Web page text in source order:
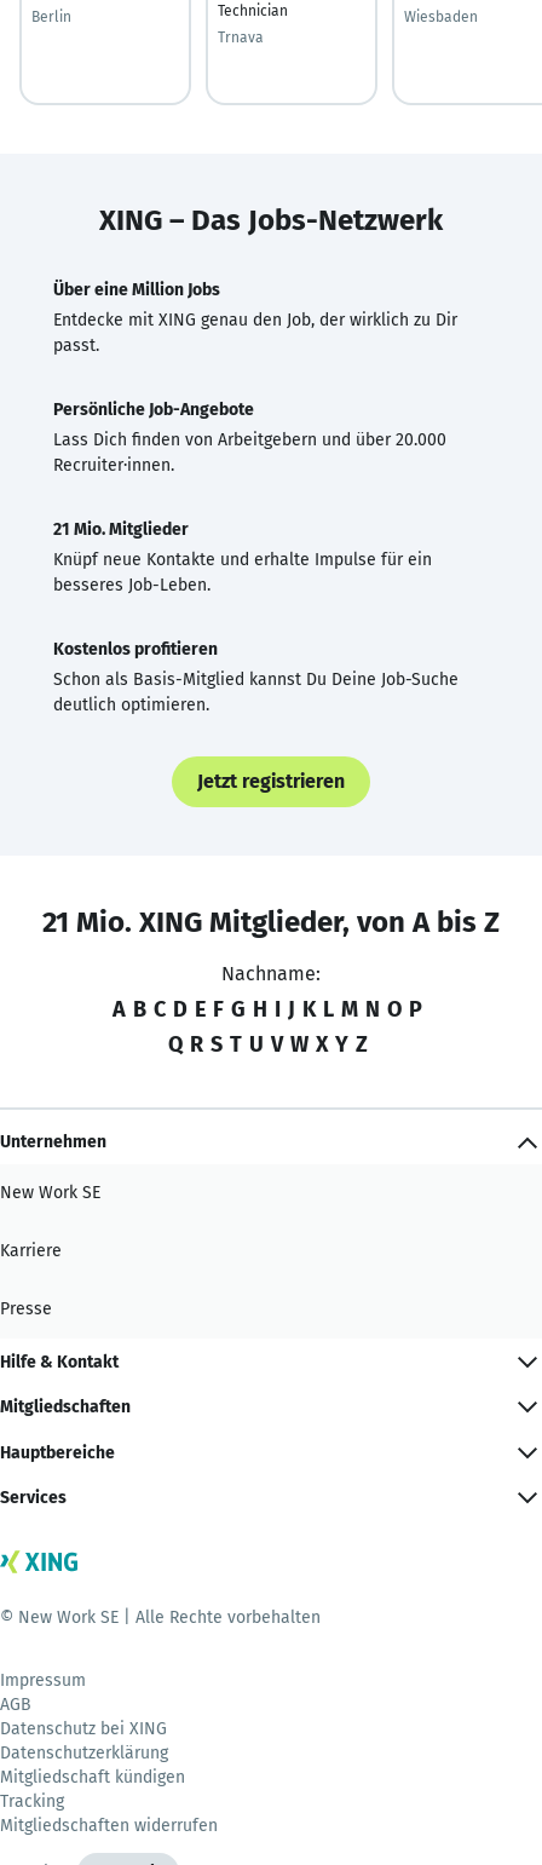
Berlin
Technician
Trnava
Wiesbaden
XING – Das Jobs-Netzwerk
Über eine Million Jobs
Entdecke mit XING genau den Job, der wirklich zu Dir
passt.
Persönliche Job-Angebote
Lass Dich finden von Arbeitgebern und über 20.000
Recruiter·innen.
21 Mio. Mitglieder
Knüpf neue Kontakte und erhalte Impulse für ein
besseres Job-Leben.
Kostenlos profitieren
Schon als Basis-Mitglied kannst Du Deine Job-Suche
deutlich optimieren.
Jetzt registrieren
21 Mio. XING Mitglieder, von A bis Z
Nachname:
A B C D E F G H I J K L M N O P
Q R S T U V W X Y Z
Unternehmen
New Work SE
Karriere
Presse
Hilfe & Kontakt
Mitgliedschaften
Hauptbereiche
Services
© New Work SE | Alle Rechte vorbehalten
Impressum
AGB
Datenschutz bei XING
Datenschutzerklärung
Mitgliedschaft kündigen
Tracking
Mitgliedschaften widerrufen